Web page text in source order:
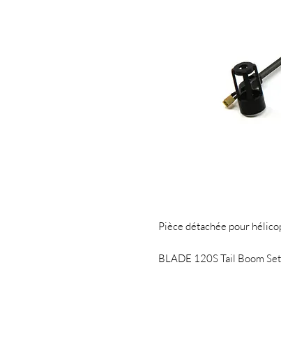
Pièce détachée pour
BLADE 120S Tail Boom